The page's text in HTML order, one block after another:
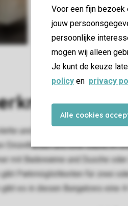
Voor een fijn
jouw
persoonlijke
mogen wij alleen
Je kunt de keuze
policy en privacy
Alle cookies
und großem Schrank oder
Einzelbetten und eine Sauna
mit Badewanne und Dusche
Parkmöglichkeiten für zwei
es in diesen Bungalows eine